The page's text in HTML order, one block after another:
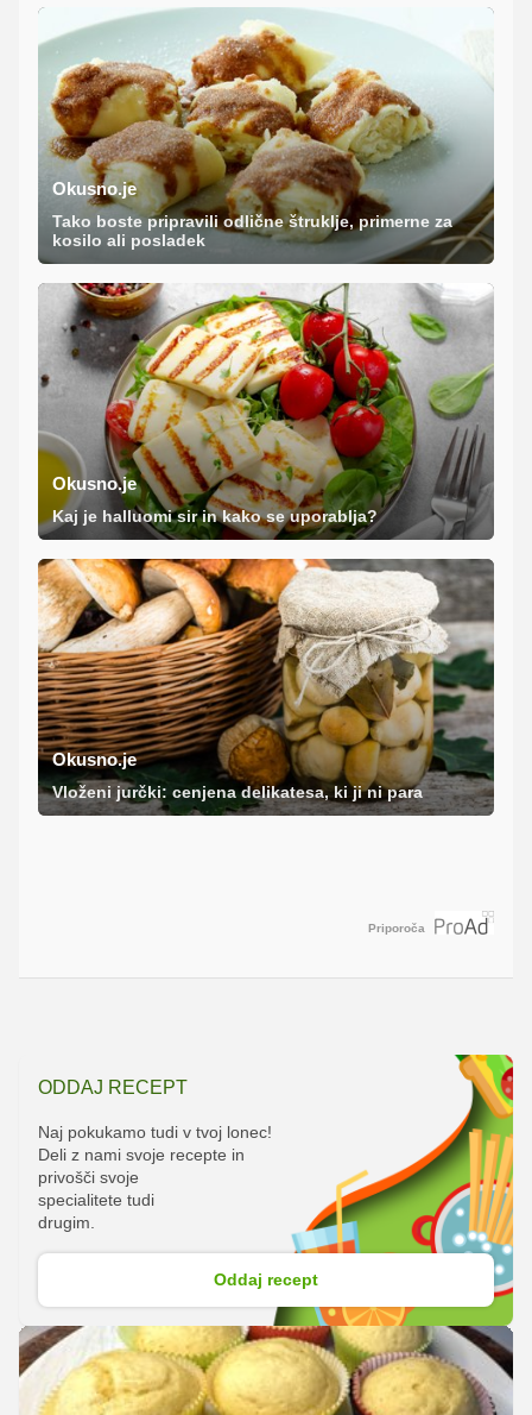
Okusno.je
Tako boste pripravili odlične štruklje, primerne za
kosilo ali posladek
Okusno.je
Kaj je halluomi sir in kako se uporablja?
Okusno.je
Vloženi jurčki: cenjena delikatesa, ki ji ni para
Priporoča
ODDAJ RECEPT
Naj pokukamo tudi v tvoj lonec!
Deli z nami svoje recepte in
privošči svoje
specialitete tudi
drugim.
Oddaj recept